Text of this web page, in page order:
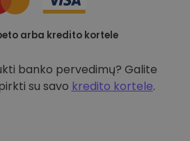
arba kredito kortele
banko pervedimų? Galite
su savo kredito kortele.